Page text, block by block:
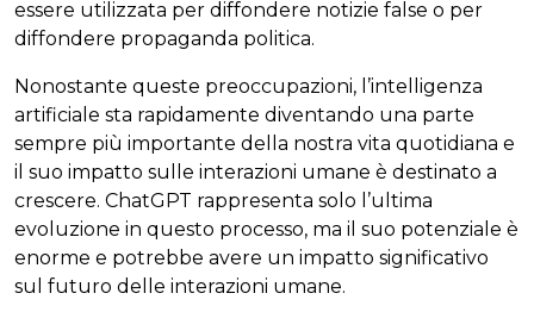
essere utilizzata per diffondere notizie false o per
diffondere propaganda politica.
Nonostante queste preoccupazioni, l’intelligenza
artificiale sta rapidamente diventando una parte
sempre più importante della nostra vita quotidiana e
il suo impatto sulle interazioni umane è destinato a
crescere. ChatGPT rappresenta solo l’ultima
evoluzione in questo processo, ma il suo potenziale è
enorme e potrebbe avere un impatto significativo
sul futuro delle interazioni umane.